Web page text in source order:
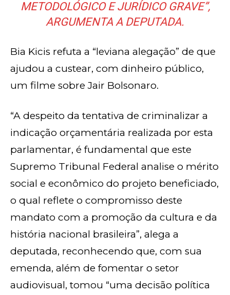
METODOLÓGICO E JURÍDICO GRAVE”,
ARGUMENTA A DEPUTADA.
Bia Kicis refuta a “leviana alegação” de que
ajudou a custear, com dinheiro público,
um filme sobre Jair Bolsonaro.
“A despeito da tentativa de criminalizar a
indicação orçamentária realizada por esta
parlamentar, é fundamental que este
Supremo Tribunal Federal analise o mérito
social e econômico do projeto beneficiado,
o qual reflete o compromisso deste
mandato com a promoção da cultura e da
história nacional brasileira”, alega a
deputada, reconhecendo que, com sua
emenda, além de fomentar o setor
audiovisual, tomou “uma decisão política